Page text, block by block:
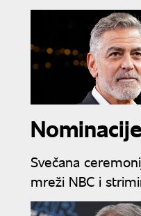
Svečana
mreži NBC i